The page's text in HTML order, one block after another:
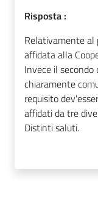
Risposta :
Relativamente al
affidata alla
Invece il
chiaramente
requisito
affidati da tre
Distinti saluti.